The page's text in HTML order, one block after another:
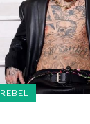
REBEL